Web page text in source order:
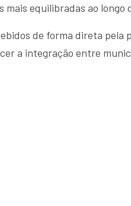
equilibradas ao longo
de forma direta
a integração entre